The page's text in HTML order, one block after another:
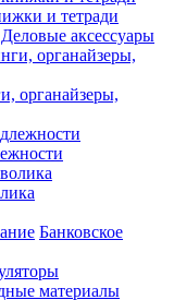
и тетради
Деловые аксессуары
органайзеры,
Банковское